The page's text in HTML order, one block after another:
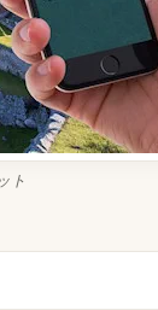
ト